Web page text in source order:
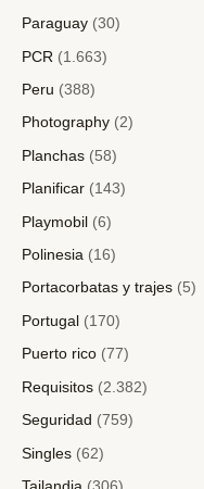
Paraguay (30)
PCR (1.663)
Peru (388)
Photography (2)
Planchas (58)
Planificar (143)
Playmobil (6)
Polinesia (16)
Portacorbatas y trajes (5)
Portugal (170)
Puerto rico (77)
Requisitos (2.382)
Seguridad (759)
Singles (62)